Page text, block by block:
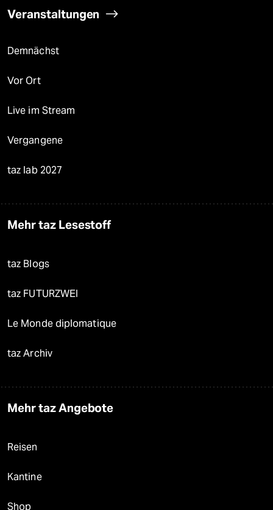
Veranstaltungen
Demnächst
Vor Ort
Live im Stream
Vergangene
taz lab 2027
Mehr taz Lesestoff
taz Blogs
taz FUTURZWEI
Le Monde diplomatique
taz Archiv
Mehr taz Angebote
Reisen
Kantine
Shop